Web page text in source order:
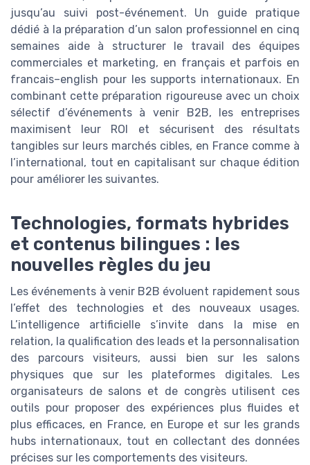
jusqu’au suivi post-événement. Un guide pratique
dédié à la préparation d’un salon professionnel en cinq
semaines aide à structurer le travail des équipes
commerciales et marketing, en français et parfois en
francais–english pour les supports internationaux. En
combinant cette préparation rigoureuse avec un choix
sélectif d’événements à venir B2B, les entreprises
maximisent leur ROI et sécurisent des résultats
tangibles sur leurs marchés cibles, en France comme à
l’international, tout en capitalisant sur chaque édition
pour améliorer les suivantes.
Technologies, formats hybrides
et contenus bilingues : les
nouvelles règles du jeu
Les événements à venir B2B évoluent rapidement sous
l’effet des technologies et des nouveaux usages.
L’intelligence artificielle s’invite dans la mise en
relation, la qualification des leads et la personnalisation
des parcours visiteurs, aussi bien sur les salons
physiques que sur les plateformes digitales. Les
organisateurs de salons et de congrès utilisent ces
outils pour proposer des expériences plus fluides et
plus efficaces, en France, en Europe et sur les grands
hubs internationaux, tout en collectant des données
précises sur les comportements des visiteurs.